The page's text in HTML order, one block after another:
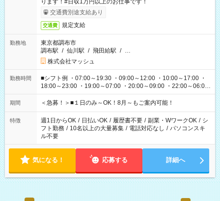
ります！#日収1万円以上のお仕事です！
交通費別途支給あり
交通費 規定支給
勤務地
東京都調布市
調布駅 / 仙川駅 / 飛田給駅 / …
株式会社マッシュ
勤務時間
■シフト例 ・07:00～19:30 ・09:00～12:00 ・10:00～17:00 ・
18:00～23:00 ・19:00～07:00 ・20:00～09:00 ・22:00～06:00
etc ★最短で3時間で5,120円のお仕事から 15時間で2万円近く稼
げるお仕事も！ ご希望のお時間に合わせてご紹介！ ※シフトは
ください！
期間 ＜急募！＞■１日のみ～OK！8月～もご案内可能！
特徴 週1日からOK / 日払いOK / 履歴書不要 / 副業・WワークOK / シ
フト勤務 / 10名以上の大量募集 / 電話対応なし / パソコンスキ
ル不要
気になる！ 応募する 詳細へ